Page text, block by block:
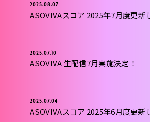
2025.08.07
ASOVIVAスコア 2025年7月度更新
2025.07.10
ASOVIVA 生配信7月実施決定！
2025.07.04
ASOVIVAスコア 2025年6月度更新